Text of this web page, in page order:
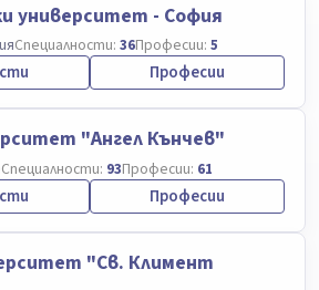
университет - София
Специалности: 36Професии: 5
Професии
"Ангел Кънчев"
Специалности: 93Професии: 61
Професии
"Св. Климент